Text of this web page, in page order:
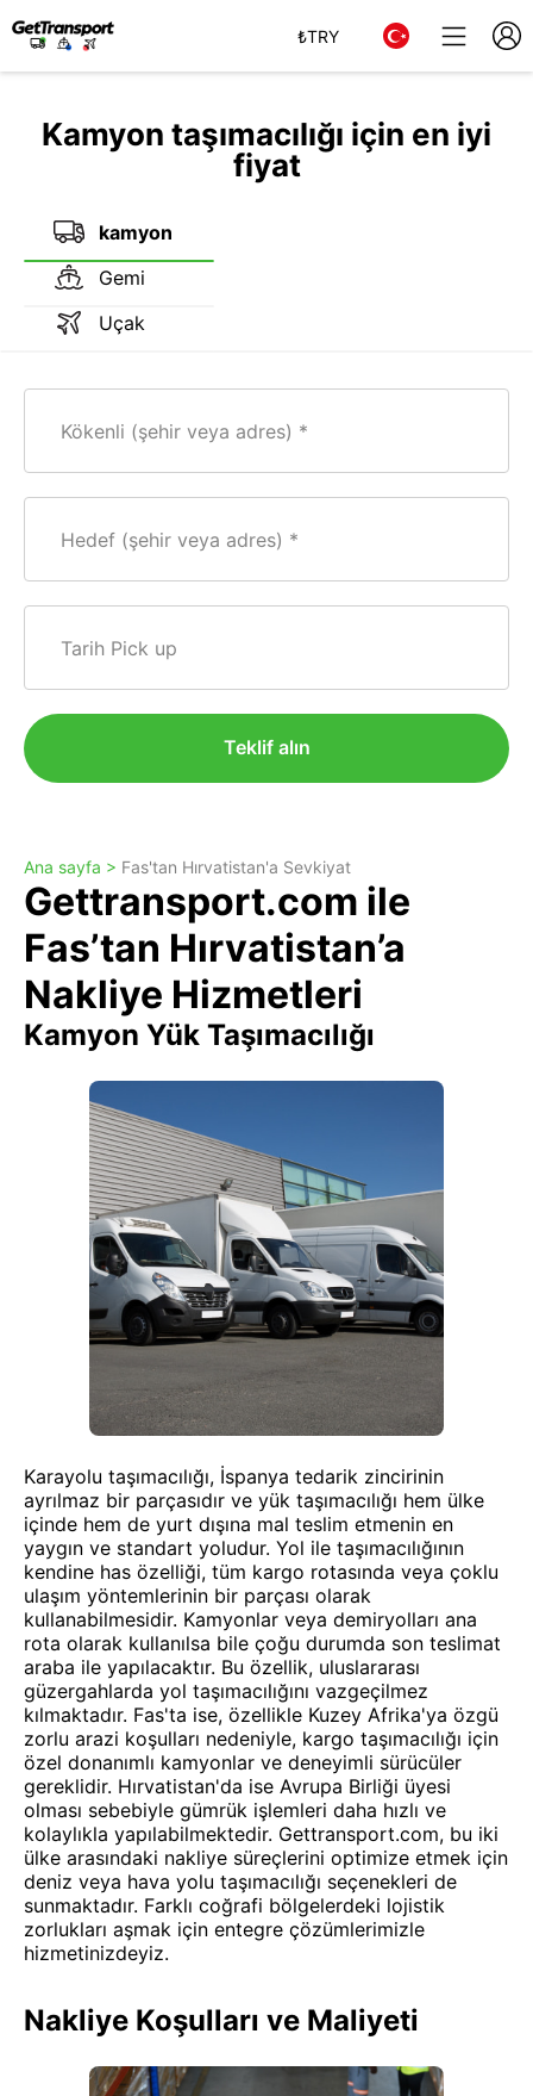
₺TRY
Kamyon taşımacılığı için en iyi
fiyat
kamyon
Gemi
Uçak
Kökenli (şehir veya adres)
Hedef (şehir veya adres)
Tarih Pick up
Teklif alın
Ana sayfa > Fas'tan Hırvatistan'a Sevkiyat
Gettransport.com ile
Fas’tan Hırvatistan’a
Nakliye Hizmetleri
Kamyon Yük Taşımacılığı
Karayolu taşımacılığı, İspanya tedarik zincirinin
ayrılmaz bir parçasıdır ve yük taşımacılığı hem ülke
içinde hem de yurt dışına mal teslim etmenin en
yaygın ve standart yoludur. Yol ile taşımacılığının
kendine has özelliği, tüm kargo rotasında veya çoklu
ulaşım yöntemlerinin bir parçası olarak
kullanabilmesidir. Kamyonlar veya demiryolları ana
rota olarak kullanılsa bile çoğu durumda son teslimat
araba ile yapılacaktır. Bu özellik, uluslararası
güzergahlarda yol taşımacılığını vazgeçilmez
kılmaktadır. Fas'ta ise, özellikle Kuzey Afrika'ya özgü
zorlu arazi koşulları nedeniyle, kargo taşımacılığı için
özel donanımlı kamyonlar ve deneyimli sürücüler
gereklidir. Hırvatistan'da ise Avrupa Birliği üyesi
olması sebebiyle gümrük işlemleri daha hızlı ve
kolaylıkla yapılabilmektedir. Gettransport.com, bu iki
ülke arasındaki nakliye süreçlerini optimize etmek için
deniz veya hava yolu taşımacılığı seçenekleri de
sunmaktadır. Farklı coğrafi bölgelerdeki lojistik
zorlukları aşmak için entegre çözümlerimizle
hizmetinizdeyiz.
Nakliye Koşulları ve Maliyeti